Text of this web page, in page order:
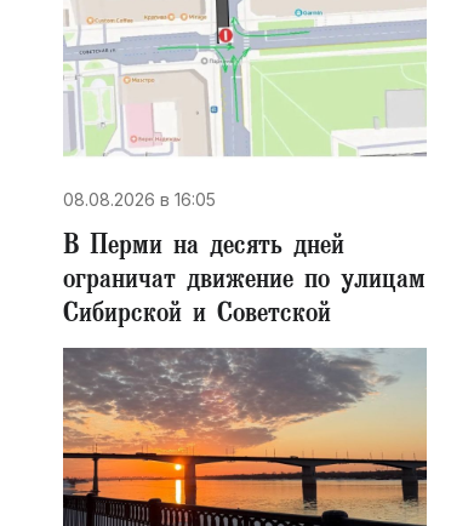
08.08.2026 в 16:05
В Перми на десять дней
ограничат движение по улицам
Сибирской и Советской